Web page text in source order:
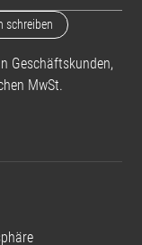
schreiben
Geschäftskunden,
MwSt.